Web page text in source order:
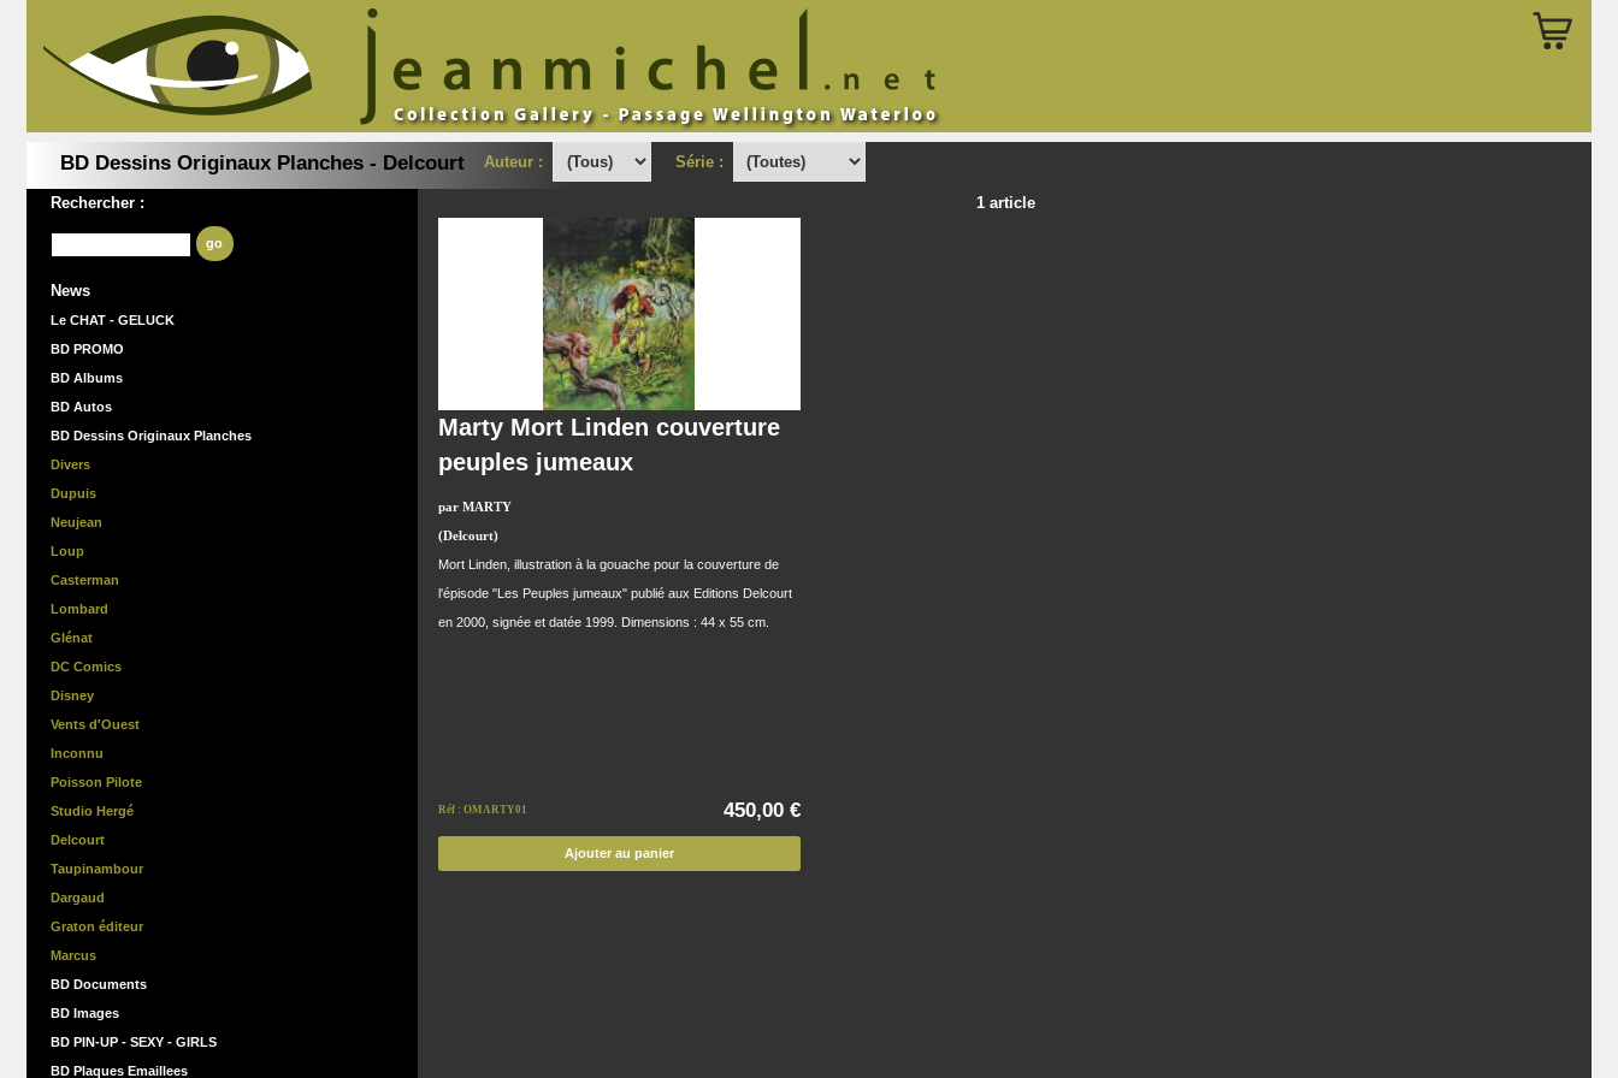
BD Dessins Originaux Planches - Delcourt Auteur : Série :
Rechercher :
go
News
Le CHAT - GELUCK
BD PROMO
BD Albums
BD Autos
BD Dessins Originaux Planches
Divers
Dupuis
Neujean
Loup
Casterman
Lombard
Glénat
DC Comics
Disney
Vents d'Ouest
Inconnu
Poisson Pilote
Studio Hergé
Delcourt
Taupinambour
Dargaud
Graton éditeur
Marcus
BD Documents
BD Images
BD PIN-UP - SEXY - GIRLS
BD Plaques Emaillees
1 article
Marty Mort Linden couverture
peuples jumeaux
par MARTY
(Delcourt)
Mort Linden, illustration à la gouache pour la couverture de
l'épisode "Les Peuples jumeaux" publié aux Editions Delcourt
en 2000, signée et datée 1999. Dimensions : 44 x 55 cm.
Réf : OMARTY01 450,00 €
Ajouter au panier